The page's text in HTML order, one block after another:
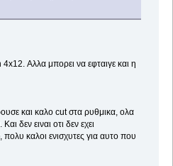
Αλλα μπορει να εφταιγε και η
και καλο cut στα ρυθμικα, ολα
δεν ειναι οτι δεν εχει
καλοι ενισχυτες για αυτο που